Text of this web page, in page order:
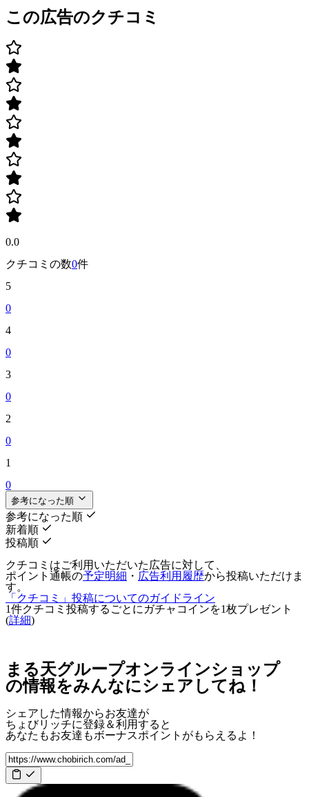
この広告のクチコミ
0.0
クチコミの数0件
5
0
4
0
3
0
2
0
1
0
参考になった順
参考になった順
新着順
投稿順
クチコミはご利用いただいた広告に対して、
ポイント通帳の予定明細 ・ 広告利用履歴から投稿いただけま
す。
「クチコミ」投稿についてのガイドライン
1件クチコミ投稿するごとに ガチャコインを1枚プレゼント
(詳細)
まる天グループオンラインショップ
の情報をみんなにシェアしてね！
シェアした情報からお友達が
ちょびリッチに登録＆利用すると
あなたもお友達もボーナスポイント がもらえるよ！